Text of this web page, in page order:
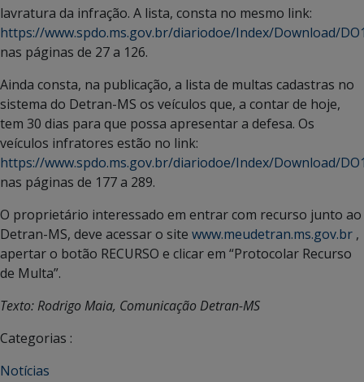
lavratura da infração. A lista, consta no mesmo link:
https://www.spdo.ms.gov.br/diariodoe/Index/Download/
nas páginas de 27 a 126.
Ainda consta, na publicação, a lista de multas cadastras no
sistema do Detran-MS os veículos que, a contar de hoje,
tem 30 dias para que possa apresentar a defesa. Os
veículos infratores estão no link:
https://www.spdo.ms.gov.br/diariodoe/Index/Download/
nas páginas de 177 a 289.
O proprietário interessado em entrar com recurso junto ao
Detran-MS, deve acessar o site www.meudetran.ms.gov.br ,
apertar o botão RECURSO e clicar em “Protocolar Recurso
de Multa”.
Texto: Rodrigo Maia, Comunicação Detran-MS
Categorias :
Notícias